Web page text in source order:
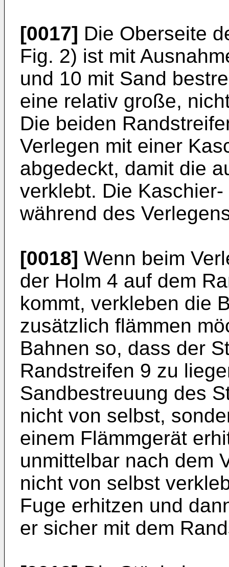
[0017] Die Oberseite
Fig. 2) ist mit
und 10 mit Sand
eine relativ große,
Die beiden
Verlegen mit einer
abgedeckt, damit die
verklebt. Die
während des
[0018] Wenn beim
der Holm 4 auf dem
kommt, verkleben die
zusätzlich flämmen
Bahnen so, dass der
Randstreifen 9 zu
Sandbestreuung des
nicht von selbst,
einem Flämmgerät
unmittelbar nach dem
nicht von selbst
Fuge erhitzen und
er sicher mit dem